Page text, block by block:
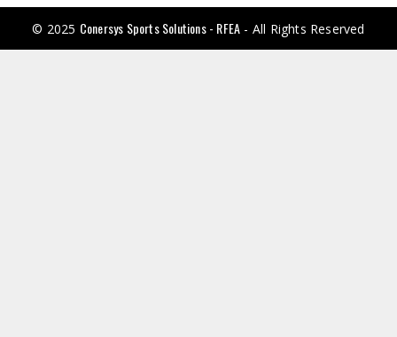
© 2025 Conersys Sports Solutions - RFEA - All Rights Reserved